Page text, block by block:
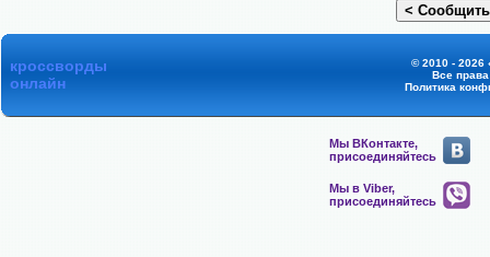
кроссворды
онлайн
© 2010 - 2026
Все
Политика
Мы ВКонтакте,
присоединяйтесь
Мы в Viber,
присоединяйтесь